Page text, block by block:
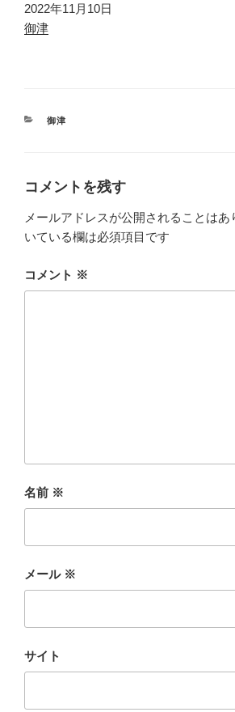
日付
2022年11月10日
関連理由
御津
カ
御津
コメントを残す
メールアドレスが公開されることはあ
いている欄は必須項目です
コメント ※
名前 ※
メール ※
サイト